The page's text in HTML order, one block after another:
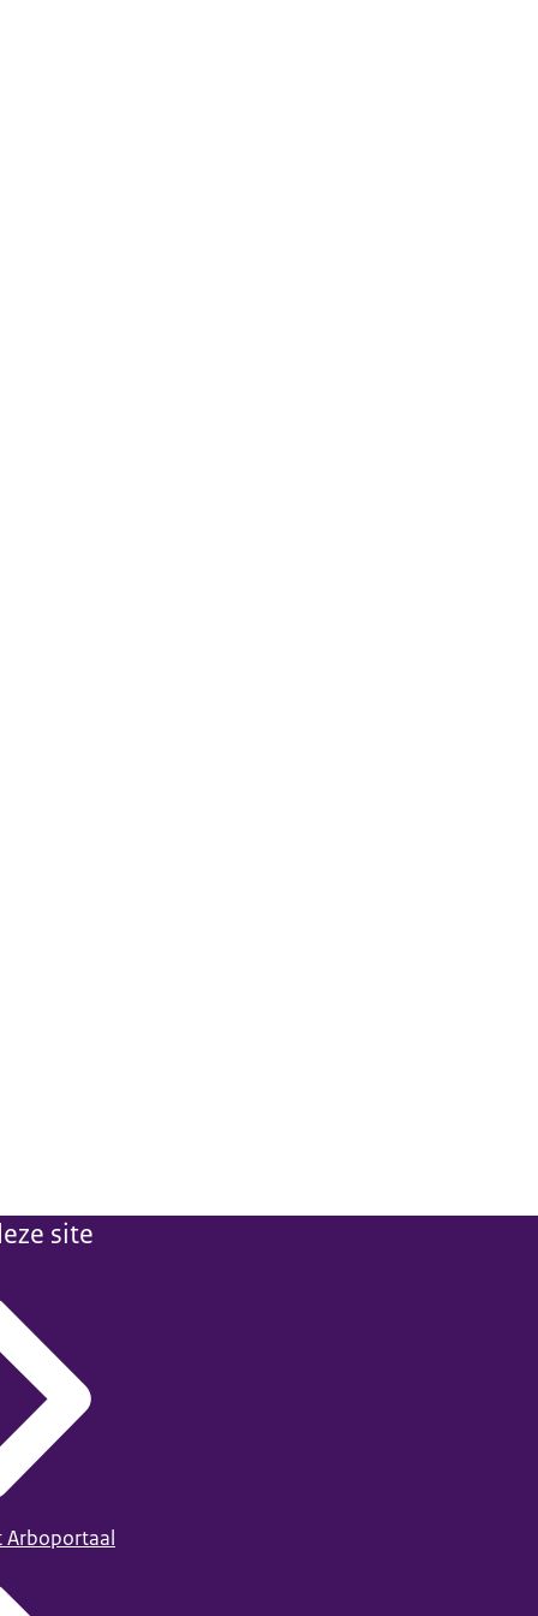
site
Arboportaal